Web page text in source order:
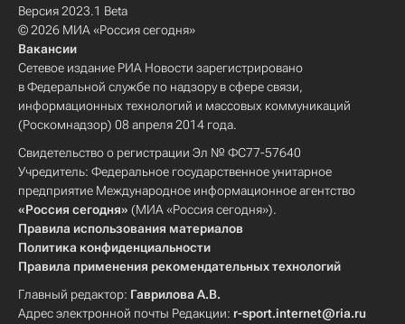
Версия 2023.1 Beta
© 2026 МИА «Россия сегодня»
Вакансии
Сетевое издание РИА Новости зарегистрировано
в Федеральной службе по надзору в сфере связи,
информационных технологий и массовых коммуникаций
(Роскомнадзор) 08 апреля 2014 года.
Свидетельство о регистрации Эл № ФС77-57640
Учредитель: Федеральное государственное унитарное
предприятие Международное информационное агентство
«Россия сегодня» (МИА «Россия сегодня»).
Правила использования материалов
Политика конфиденциальности
Правила применения рекомендательных технологий
Главный редактор: Гаврилова А.В.
Адрес электронной почты Редакции: r-sport.internet@ria.ru